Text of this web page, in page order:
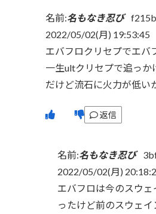
名前:名もなき忍び
2022/05/02(月) 19:53:45
エバフロクリセプでエバ
一生ultクリセプで追っか
だけど流石に火力が低い
返信
名前:名もなき忍び
2022/05/02(月)
エバフロは今のスウ
ったけど前のスウェ